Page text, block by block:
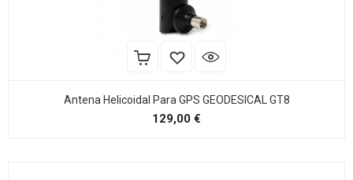
Antena Helicoidal Para GPS GEODESICAL GT8
129,00 €